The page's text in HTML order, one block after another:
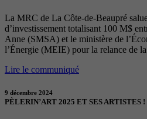
La MRC de La Côte-de-Beaupré
d’investissement totalisant 100 M$
Anne (SMSA) et le ministère de
l’Énergie (MEIE) pour la relance de
Lire le communiqué
9 décembre 2024
PÈLERIN’ART 2025 ET SES ARTISTES !